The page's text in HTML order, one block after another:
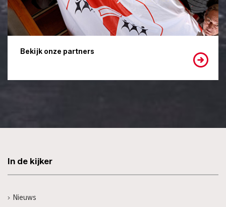
Bekijk onze partners
In de kijker
Nieuws